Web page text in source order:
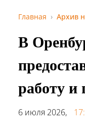
Главная Архив
В
работу и
6 июля 2026,